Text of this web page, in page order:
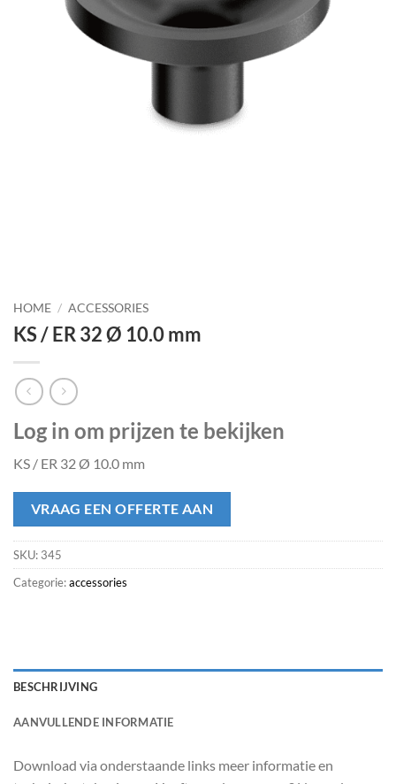
HOME / ACCESSORIES
KS / ER 32 Ø 10.0 mm
Log in om prijzen te bekijken
KS / ER 32 Ø 10.0 mm
VRAAG EEN OFFERTE AAN
SKU: 345
Categorie:accessories
BESCHRIJVING
AANVULLENDE INFORMATIE
Download via onderstaande links meer informatie en